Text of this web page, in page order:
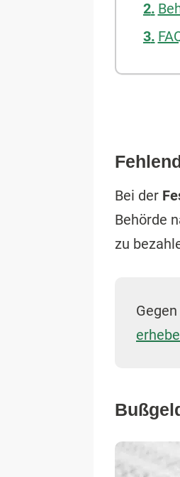
Bei der
Behörde
zu